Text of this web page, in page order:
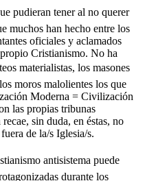
pudieran tener al no querer
muchos han hecho entre los
oficiales y aclamados
Cristianismo. No ha
materialistas, los masones
moros malolientes los que
Moderna = Civilización
las propias tribunas
sin duda, en éstas, no
de la/s Iglesia/s.
antisistema puede
durante los